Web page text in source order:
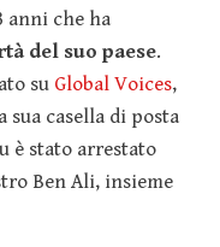
anni che ha
del suo paese.
su Global Voices,
casella di posta
è stato arrestato
Ben Ali, insieme